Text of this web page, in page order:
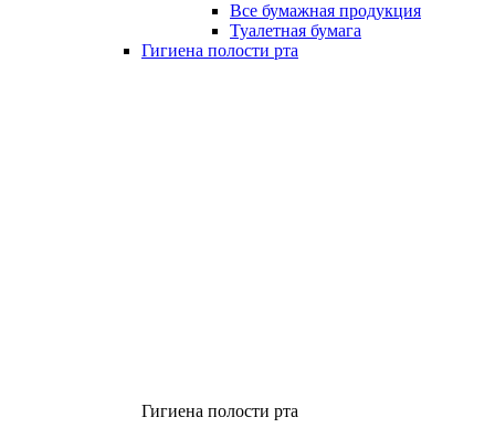
Все бумажная продукция
Туалетная бумага
Гигиена полости рта
Гигиена полости рта